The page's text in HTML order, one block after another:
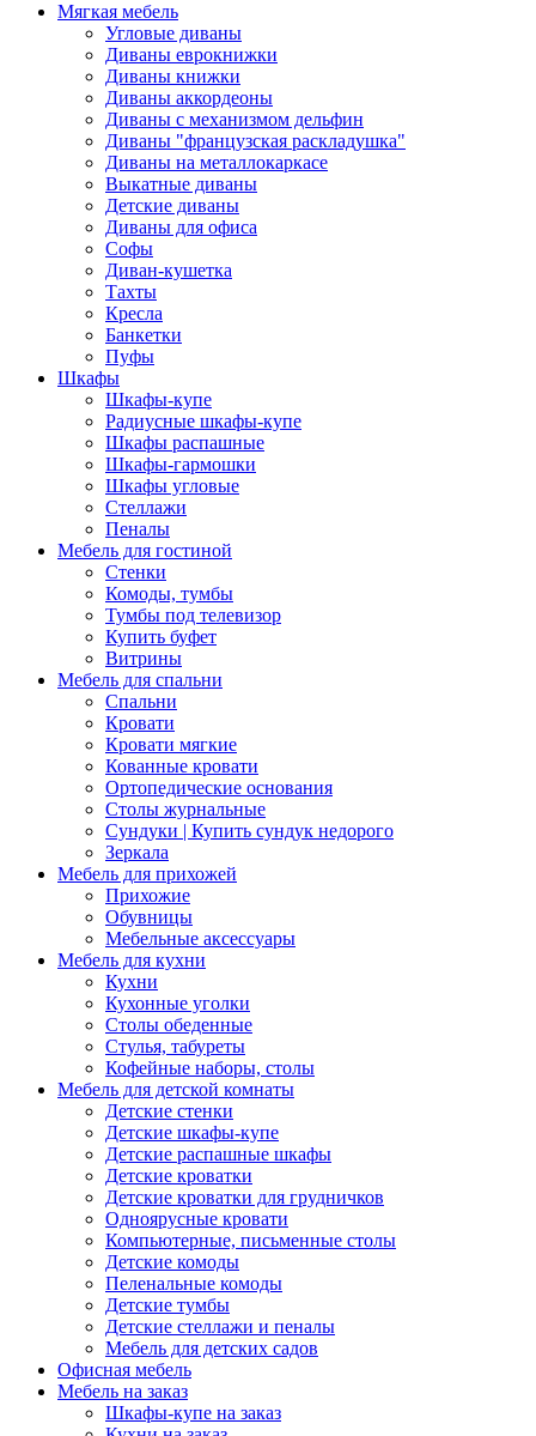
Мягкая мебель
Угловые диваны
Диваны еврокнижки
Диваны книжки
Диваны аккордеоны
Диваны с механизмом дельфин
Диваны "французская раскладушка"
Диваны на металлокаркасе
Выкатные диваны
Детские диваны
Диваны для офиса
Софы
Диван-кушетка
Тахты
Кресла
Банкетки
Пуфы
Шкафы
Шкафы-купе
Радиусные шкафы-купе
Шкафы распашные
Шкафы-гармошки
Шкафы угловые
Стеллажи
Пеналы
Мебель для гостиной
Стенки
Комоды, тумбы
Тумбы под телевизор
Купить буфет
Витрины
Мебель для спальни
Спальни
Кровати
Кровати мягкие
Кованные кровати
Ортопедические основания
Столы журнальные
Сундуки | Купить сундук недорого
Зеркала
Мебель для прихожей
Прихожие
Обувницы
Мебельные аксессуары
Мебель для кухни
Кухни
Кухонные уголки
Столы обеденные
Стулья, табуреты
Кофейные наборы, столы
Мебель для детской комнаты
Детские стенки
Детские шкафы-купе
Детские распашные шкафы
Детские кроватки
Детские кроватки для грудничков
Одноярусные кровати
Компьютерные, письменные столы
Детские комоды
Пеленальные комоды
Детские тумбы
Детские стеллажи и пеналы
Мебель для детских садов
Офисная мебель
Мебель на заказ
Шкафы-купе на заказ